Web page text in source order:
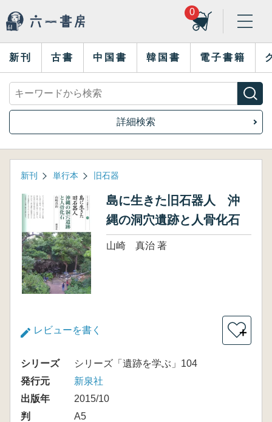
0
新刊 古書 中国書 韓国書 電子書籍
詳細検索
新刊 単行本 旧石器
島に生きた旧石器人 沖
縄の洞穴遺跡と人骨化石
山崎 真治 著
レビューを書く ＋
シリーズ
シリーズ「遺跡を学ぶ」104
発行元
新泉社
出版年
2015/10
判
A5